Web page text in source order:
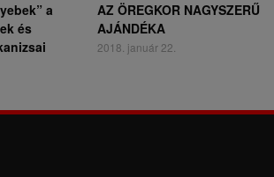
a
és
AZ ÖREGKOR NAGYSZERŰ
AJÁNDÉKA
2018. január 22.